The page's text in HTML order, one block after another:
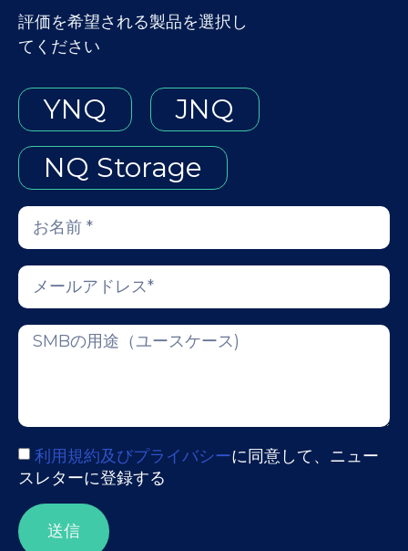
評価を希望される製品を選択し
てください
YNQ
JNQ
NQ Storage
利用規約及びプライバシーに同意して、ニュー
スレターに登録する
送信